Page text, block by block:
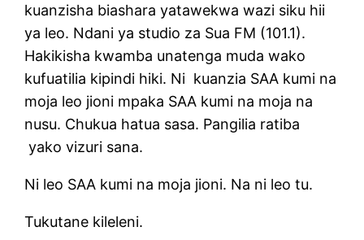
kuanzisha biashara yatawekwa wazi siku hii
ya leo. Ndani ya studio za Sua FM (101.1).
Hakikisha kwamba unatenga muda wako
kufuatilia kipindi hiki. Ni kuanzia SAA kumi na
moja leo jioni mpaka SAA kumi na moja na
nusu. Chukua hatua sasa. Pangilia ratiba
yako vizuri sana.
Ni leo SAA kumi na moja jioni. Na ni leo tu.
Tukutane kileleni.